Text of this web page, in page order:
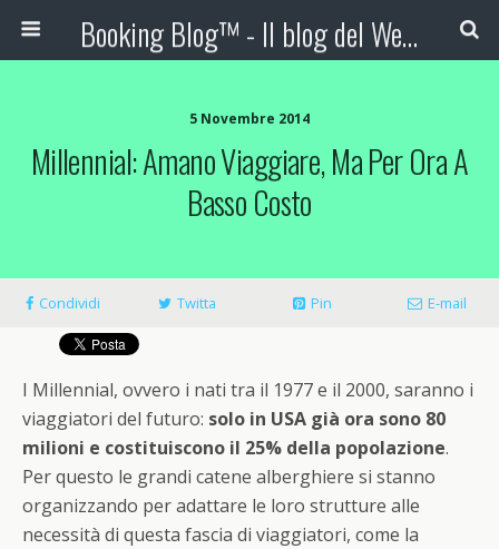
Booking Blog™ - Il blog del Web Marketing Turistico
5 Novembre 2014
Millennial: Amano Viaggiare, Ma Per Ora A
Basso Costo
Condividi Twitta Pin E-mail
I Millennial, ovvero i nati tra il 1977 e il 2000, saranno i
viaggiatori del futuro: solo in USA già ora sono 80
milioni e costituiscono il 25% della popolazione.
Per questo le grandi catene alberghiere si stanno
organizzando per adattare le loro strutture alle
necessità di questa fascia di viaggiatori, come la